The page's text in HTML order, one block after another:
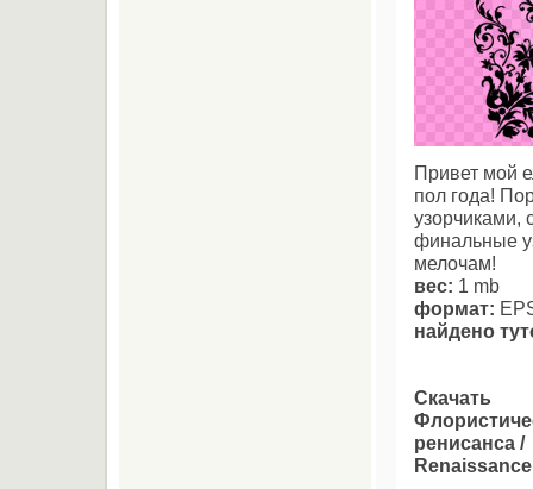
Привет мой
пол года!
финальные
мелочам!
вес: 1 mb
формат:
найдено
Скачать
ренисанса /